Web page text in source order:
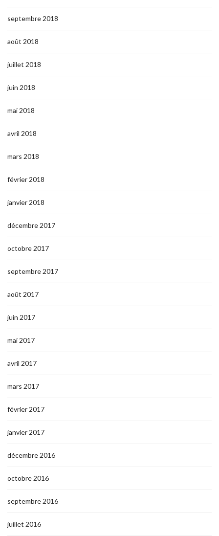
septembre 2018
août 2018
juillet 2018
juin 2018
mai 2018
avril 2018
mars 2018
février 2018
janvier 2018
décembre 2017
octobre 2017
septembre 2017
août 2017
juin 2017
mai 2017
avril 2017
mars 2017
février 2017
janvier 2017
décembre 2016
octobre 2016
septembre 2016
juillet 2016